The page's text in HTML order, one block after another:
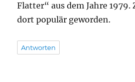
Flatter“ aus dem Jahre
dort populär geworden.
Antworten